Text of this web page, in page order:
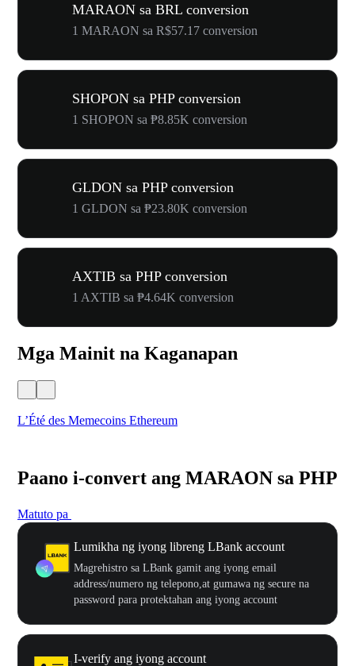
MARAON sa BRL conversion
1 MARAON sa R$57.17 conversion
SHOPON sa PHP conversion
1 SHOPON sa ₱8.85K conversion
GLDON sa PHP conversion
1 GLDON sa ₱23.80K conversion
AXTIB sa PHP conversion
1 AXTIB sa ₱4.64K conversion
Mga Mainit na Kaganapan
L’Été des Memecoins Ethereum
Paano i-convert ang MARAON sa PHP
Matuto pa
Lumikha ng iyong libreng LBank account
Magrehistro sa LBank gamit ang iyong email
address/numero ng telepono,at gumawa ng secure na
password para protektahan ang iyong account
I-verify ang iyong account